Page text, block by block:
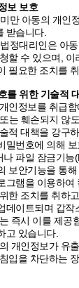
보 보호
만 아동의 개인
받습니다.
정대리인은 아
할 수 있으며,
필요한 조치를
를 위한 기술적
인정보를 취급
는 훼손되지 않
적 대책을 강구
밀번호에 의해
파일 잠금기능
보안기능을 통
그램을 이용하여
한 조치를 취하
데이트되며 갑작
즉시 이를 제공
고 있습니다.
개인정보가 유
입을 차단하는